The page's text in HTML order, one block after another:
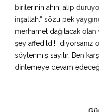
birilerinin ahını alıp
inşallah.” sözü pek
merhamet dağıtacak
şey affedildi!” diyorsanız
söylenmiş sayılır. Ben
dinlemeye devam